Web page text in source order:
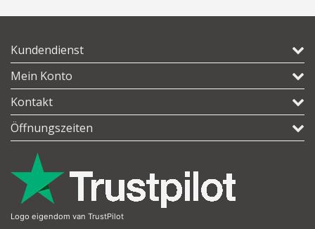
Kundendienst
Mein Konto
Kontakt
Öffnungszeiten
Logo eigendom van TrustPilot